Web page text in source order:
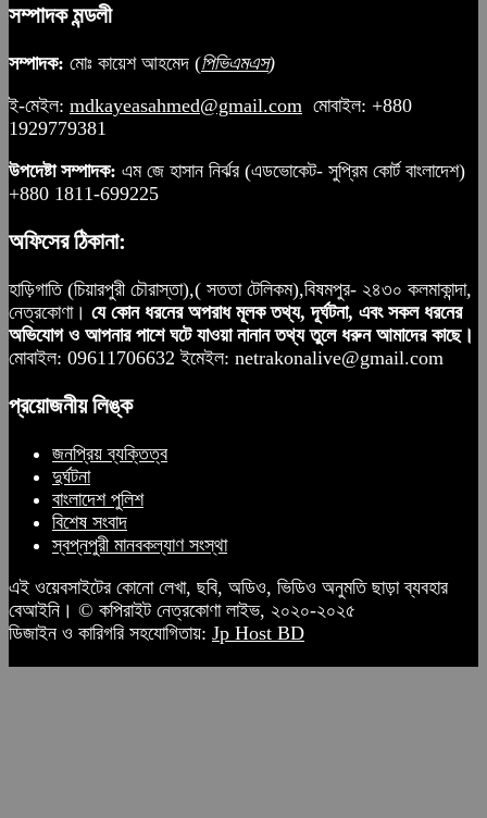
সম্পাদক মন্ডলী
সম্পাদক: মোঃ কায়েশ আহমেদ (পিভিএমএস)
ই-মেইল: mdkayeasahmed@gmail.com মোবাইল: +880
1929779381
উপদেষ্টা সম্পাদক: এম জে হাসান নির্ঝর (এডভোকেট- সুপ্রিম কোর্ট বাংলাদেশ)
+880 1811-699225
অফিসের ঠিকানা:
হাড়িগাতি (চিয়ারপুরী চৌরাস্তা),( সততা টেলিকম),বিষমপুর- ২৪৩০ কলমাকান্দা,
নেত্রকোণা। যে কোন ধরনের অপরাধ মূলক তথ্য, দূর্ঘটনা, এবং সকল ধরনের
অভিযোগ ও আপনার পাশে ঘটে যাওয়া নানান তথ্য তুলে ধরুন আমাদের কাছে।
মোবাইল: 09611706632 ইমেইল: netrakonalive@gmail.com
প্রয়োজনীয় লিঙ্ক
জনপ্রিয় ব্যক্তিত্ব
দুর্ঘটনা
বাংলাদেশ পুলিশ
বিশেষ সংবাদ
স্বপ্নপুরী মানবকল্যাণ সংস্থা
এই ওয়েবসাইটের কোনো লেখা, ছবি, অডিও, ভিডিও অনুমতি ছাড়া ব্যবহার
বেআইনি। © কপিরাইট নেত্রকোণা লাইভ, ২০২০-২০২৫
ডিজাইন ও কারিগরি সহযোগিতায়: Jp Host BD